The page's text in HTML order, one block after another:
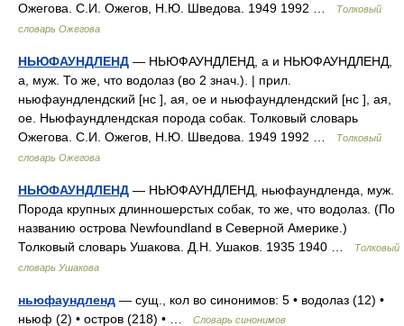
Ожегова. С.И. Ожегов, Н.Ю. Шведова. 1949 1992 …
Толковый
словарь Ожегова
НЬЮФАУНДЛЕНД — НЬЮФАУНДЛЕНД, а и НЬЮФАУНДЛЕНД,
а, муж. То же, что водолаз (во 2 знач.). | прил.
ньюфаундлендский [нс ], ая, ое и ньюфаундлендский [нс ], ая,
ое. Ньюфаундлендская порода собак. Толковый словарь
Ожегова. С.И. Ожегов, Н.Ю. Шведова. 1949 1992 …
Толковый
словарь Ожегова
НЬЮФАУНДЛЕНД — НЬЮФАУНДЛЕНД, ньюфаундленда, муж.
Порода крупных длинношерстых собак, то же, что водолаз. (По
названию острова Newfoundland в Северной Америке.)
Толковый словарь Ушакова. Д.Н. Ушаков. 1935 1940 …
Толковый
словарь Ушакова
ньюфаундленд — сущ., кол во синонимов: 5 • водолаз (12) •
ньюф (2) • остров (218) • …
Словарь синонимов